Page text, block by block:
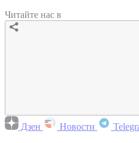
Читайте нас в
Дзен Новости